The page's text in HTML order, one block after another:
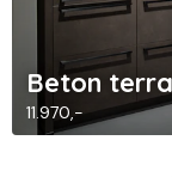
Beton
11.970,-